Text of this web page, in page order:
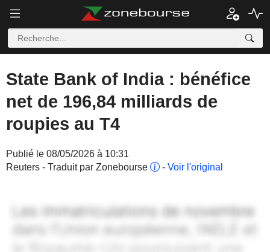
State Bank of India : bénéfice
net de 196,84 milliards de
roupies au T4
Publié le 08/05/2026 à 10:31
Reuters - Traduit par Zonebourse
- Voir l'original